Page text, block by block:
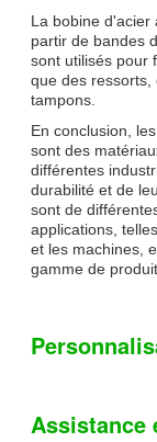
La bobine d'acier
partir de bandes
sont utilisés pour
que des ressorts,
tampons.
En conclusion,
sont des
différentes
durabilité et de
sont de
applications,
et les machines,
gamme de
Assistance